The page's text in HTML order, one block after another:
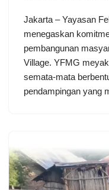
Jakarta – Yayasan
menegaskan
pembangunan
Village. YFMG
semata-mata
pendampingan yang